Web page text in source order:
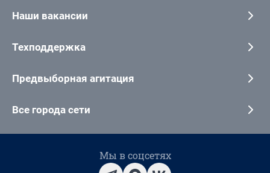
Наши вакансии
Техподдержка
Предвыборная агитация
Все города сети
Мы в соцсетях